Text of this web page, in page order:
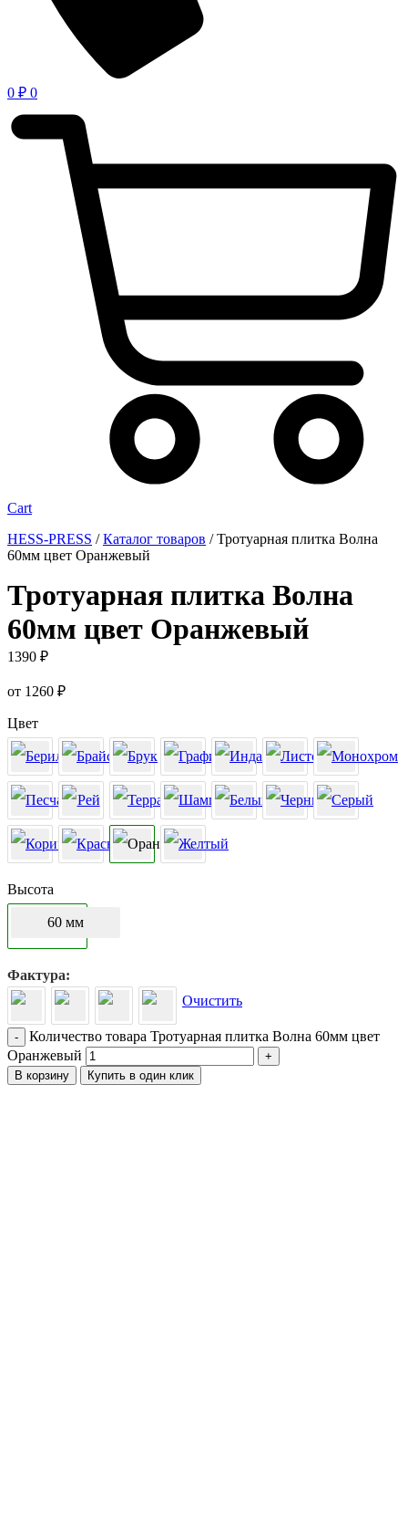
0 ₽ 0
Cart
HESS-PRESS /Каталог товаров /Тротуарная плитка Волна
60мм цвет Оранжевый
Тротуарная плитка Волна
60мм цвет Оранжевый
1390 ₽
от 1260 ₽
Цвет
Высота
60 мм
Фактура
Очистить
-
Количество товара Тротуарная плитка Волна 60мм цвет
Оранжевый
+
В корзину
Купить в один клик